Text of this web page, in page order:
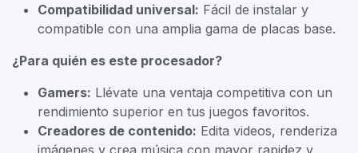
Compatibilidad universal: Fácil de instalar y
compatible con una amplia gama de placas base.
¿Para quién es este procesador?
Gamers: Llévate una ventaja competitiva con un
rendimiento superior en tus juegos favoritos.
Creadores de contenido: Edita videos, renderiza